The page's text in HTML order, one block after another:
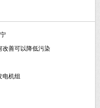
改善可以降低污染
电机组